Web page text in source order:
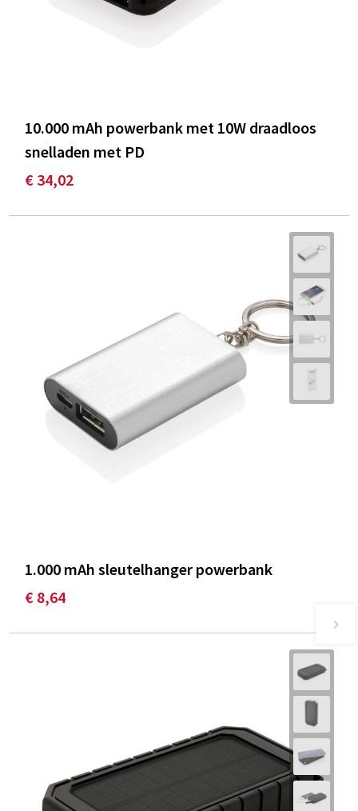
10.000 mAh powerbank met 10W draadloos
snelladen met PD
€ 34,02
1.000 mAh sleutelhanger powerbank
€ 8,64